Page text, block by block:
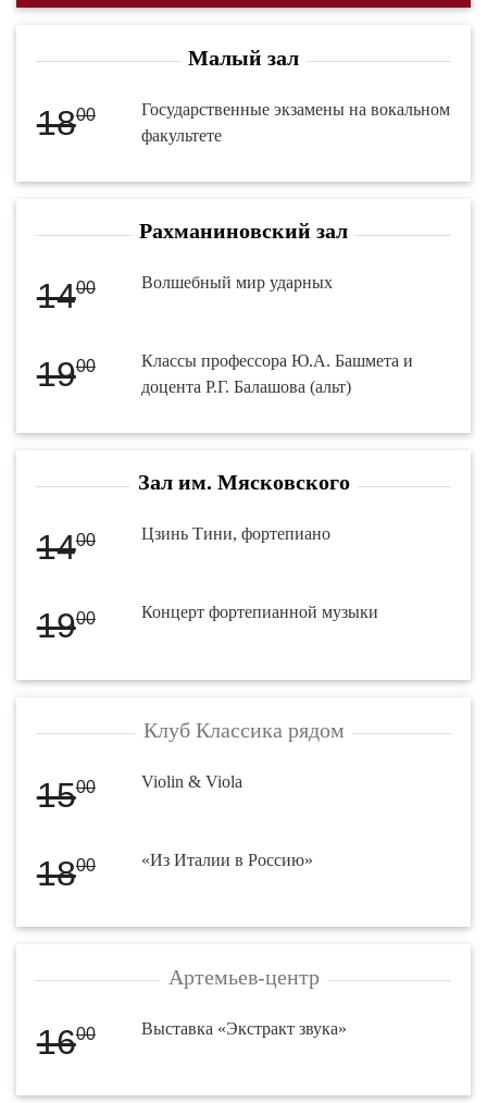
Малый зал
1800
Государственные экзамены на вокальном
факультете
Рахманиновский зал
1400 Волшебный мир ударных
1900
Классы профессора Ю.А. Башмета и
доцента Р.Г. Балашова (альт)
Зал им. Мясковского
1400 Цзинь Тини, фортепиано
1900 Концерт фортепианной музыки
Клуб Классика рядом
1500 Violin & Viola
1800 «Из Италии в Россию»
Артемьев-центр
1600 Выставка «Экстракт звука»